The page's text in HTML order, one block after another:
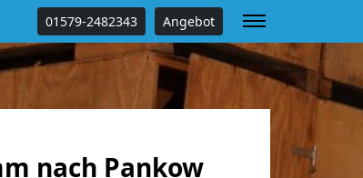
01579-2482343 Angebot
nach Pankow